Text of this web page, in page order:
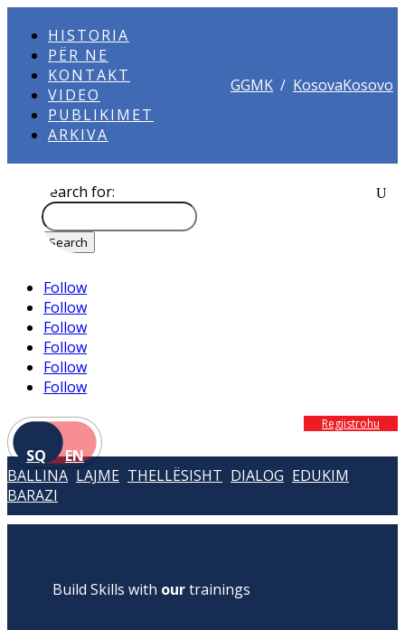
HISTORIA
PËR NE
KONTAKT
VIDEO
PUBLIKIMET
ARKIVA
GGMK / KosovaKosovo
Search for:
Follow
Follow
Follow
Follow
Follow
Follow
SQ EN
Regjistrohu
BALLINA LAJME THELLËSISHT DIALOG EDUKIM
BARAZI
Build Skills with ourtrainings